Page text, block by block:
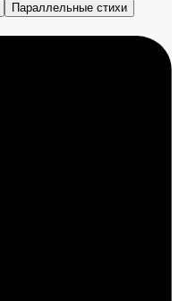
Параллельные стихи